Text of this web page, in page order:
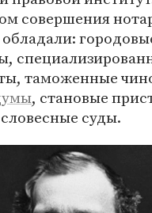
совершения
таможенные
, становые
суды.